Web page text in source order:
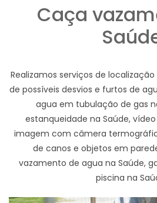
Caça
Realizamos serviços de
de possíveis desvios e furtos de
agua em tubulação de gas
estanqueidade na Saúde,
imagem com câmera
de canos e objetos em
vazamento de agua na Saúde,
piscina na